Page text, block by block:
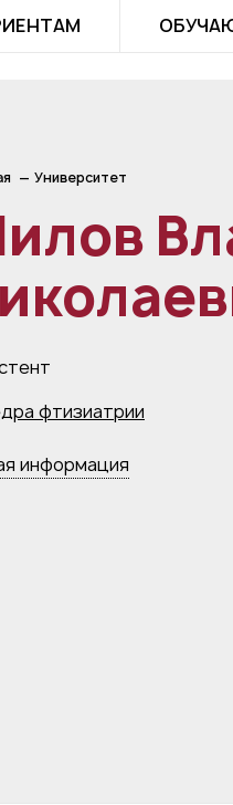
Университет
фтизиатрии
информация